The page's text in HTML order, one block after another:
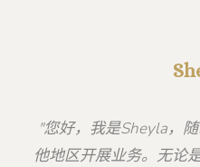
"您好，我是Sheyla，
他地区开展业务。无论